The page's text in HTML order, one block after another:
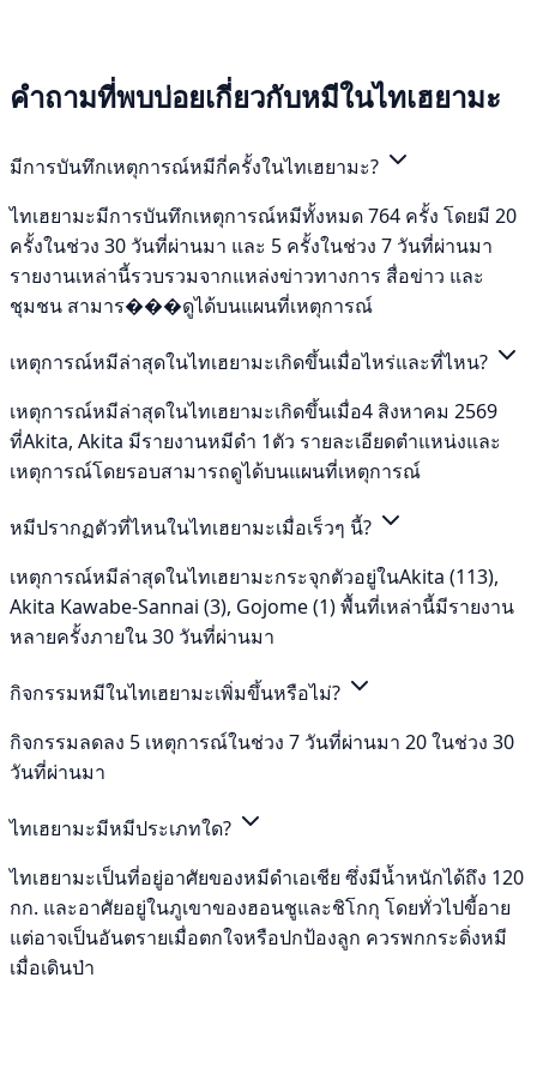
คำถามที่พบบ่อยเกี่ยวกับหมีในไทเฮยามะ
มีการบันทึกเหตุการณ์หมีกี่ครั้งในไทเฮยามะ?
ไทเฮยามะมีการบันทึกเหตุการณ์หมีทั้งหมด 764 ครั้ง โดยมี 20
ครั้งในช่วง 30 วันที่ผ่านมา และ 5 ครั้งในช่วง 7 วันที่ผ่านมา
รายงานเหล่านี้รวบรวมจากแหล่งข่าวทางการ สื่อข่าว และ
ชุมชน สามาร���ดูได้บนแผนที่เหตุการณ์
เหตุการณ์หมีล่าสุดในไทเฮยามะเกิดขึ้นเมื่อไหร่และที่ไหน?
เหตุการณ์หมีล่าสุดในไทเฮยามะเกิดขึ้นเมื่อ4 สิงหาคม 2569
ที่Akita, Akita มีรายงานหมีดำ 1ตัว รายละเอียดตำแหน่งและ
เหตุการณ์โดยรอบสามารถดูได้บนแผนที่เหตุการณ์
หมีปรากฏตัวที่ไหนในไทเฮยามะเมื่อเร็วๆ นี้?
เหตุการณ์หมีล่าสุดในไทเฮยามะกระจุกตัวอยู่ในAkita (113),
Akita Kawabe-Sannai (3), Gojome (1) พื้นที่เหล่านี้มีรายงาน
หลายครั้งภายใน 30 วันที่ผ่านมา
กิจกรรมหมีในไทเฮยามะเพิ่มขึ้นหรือไม่?
กิจกรรมลดลง 5 เหตุการณ์ในช่วง 7 วันที่ผ่านมา 20 ในช่วง 30
วันที่ผ่านมา
ไทเฮยามะมีหมีประเภทใด?
ไทเฮยามะเป็นที่อยู่อาศัยของหมีดำเอเชีย ซึ่งมีน้ำหนักได้ถึง 120
กก. และอาศัยอยู่ในภูเขาของฮอนชูและชิโกกุ โดยทั่วไปขี้อาย
แต่อาจเป็นอันตรายเมื่อตกใจหรือปกป้องลูก ควรพกกระดิ่งหมี
เมื่อเดินป่า